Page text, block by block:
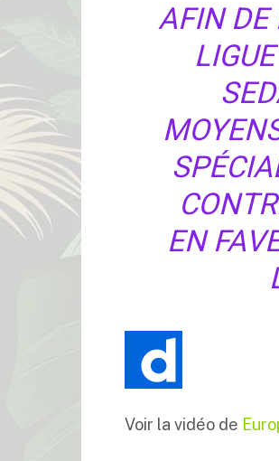
AFIN DE
EN
Voir la vidéo de